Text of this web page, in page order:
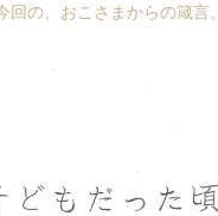
回の、おこさまからの箴言。